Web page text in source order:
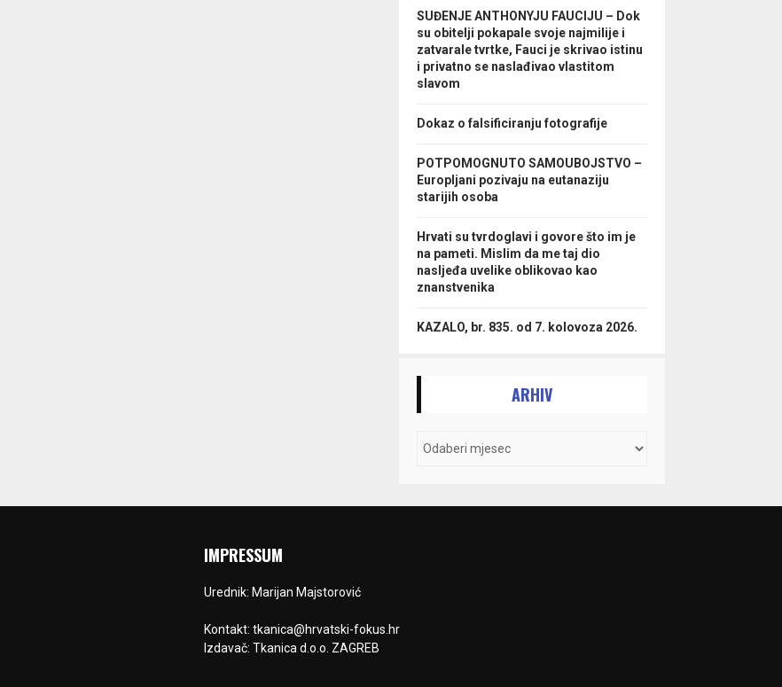
SUĐENJE ANTHONYJU FAUCIJU – Dok
su obitelji pokapale svoje najmilije i
zatvarale tvrtke, Fauci je skrivao istinu
i privatno se naslađivao vlastitom
slavom
Dokaz o falsificiranju fotografije
POTPOMOGNUTO SAMOUBOJSTVO –
Europljani pozivaju na eutanaziju
starijih osoba
Hrvati su tvrdoglavi i govore što im je
na pameti. Mislim da me taj dio
nasljeđa uvelike oblikovao kao
znanstvenika
KAZALO, br. 835. od 7. kolovoza 2026.
ARHIV
IMPRESSUM
Urednik: Marijan Majstorović
Kontakt: tkanica@hrvatski-fokus.hr
Izdavač: Tkanica d.o.o. ZAGREB